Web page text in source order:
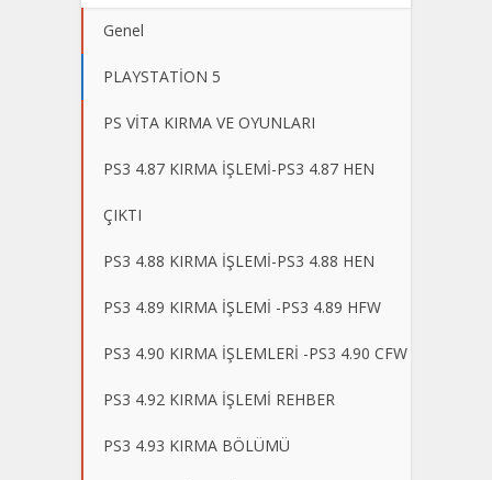
Genel
PLAYSTATİON 5
PS VİTA KIRMA VE OYUNLARI
PS3 4.87 KIRMA İŞLEMİ-PS3 4.87 HEN
ÇIKTI
PS3 4.88 KIRMA İŞLEMİ-PS3 4.88 HEN
PS3 4.89 KIRMA İŞLEMİ -PS3 4.89 HFW
PS3 4.90 KIRMA İŞLEMLERİ -PS3 4.90 CFW
PS3 4.92 KIRMA İŞLEMİ REHBER
PS3 4.93 KIRMA BÖLÜMÜ